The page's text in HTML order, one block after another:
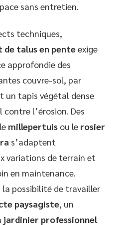
sans entretien.
techniques,
de talus en penteexige
approfondie des
couvre-sol, par
un tapis végétal dense
contre l’érosion. Des
millepertuis ou le rosier
s’adaptent
variations de terrain et
en maintenance.
la possibilité de travailler
paysagiste, un
jardinier professionnel